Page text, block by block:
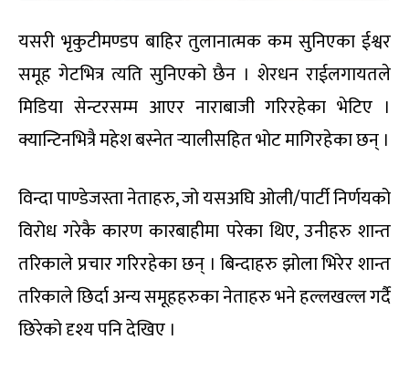
यसरी भृकुटीमण्डप बाहिर तुलानात्मक कम सुनिएका ईश्वर
समूह गेटभित्र त्यति सुनिएको छैन । शेरधन राईलगायतले
मिडिया सेन्टरसम्म आएर नाराबाजी गरिरहेका भेटिए ।
क्यान्टिनभित्रै महेश बस्नेत र्‍यालीसहित भोट मागिरहेका छन् ।
विन्दा पाण्डेजस्ता नेताहरु, जो यसअघि ओली/पार्टी निर्णयको
विरोध गरेकै कारण कारबाहीमा परेका थिए, उनीहरु शान्त
तरिकाले प्रचार गरिरहेका छन् । बिन्दाहरु झोला भिरेर शान्त
तरिकाले छिर्दा अन्य समूहहरुका नेताहरु भने हल्लखल्ल गर्दै
छिरेको दृश्य पनि देखिए ।